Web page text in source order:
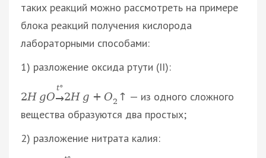
таких реакций можно рассмотреть на примере
блока реакций получения кислорода
лабораторными способами:
1) разложение оксида ртути (II):
2H gO
t°
→2H g + O2 ↑ — из одного сложного
вещества образуются два простых;
2) разложение нитрата калия: